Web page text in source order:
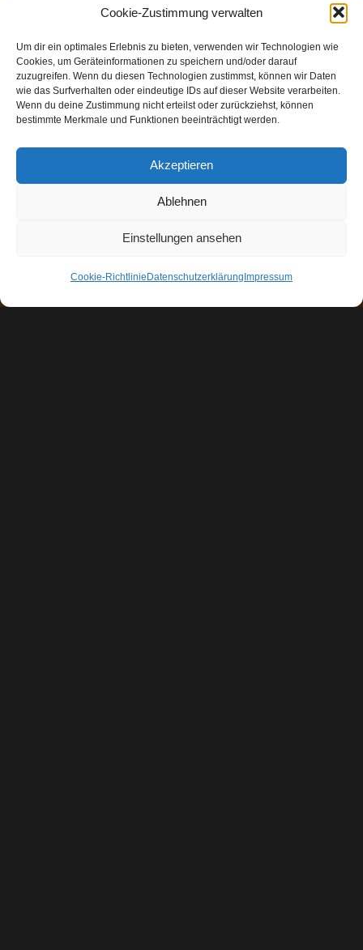
Cookie-Zustimmung verwalten
Um dir ein optimales Erlebnis zu bieten, verwenden wir Technologien wie
Cookies, um Geräteinformationen zu speichern und/oder darauf
zuzugreifen. Wenn du diesen Technologien zustimmst, können wir Daten
wie das Surfverhalten oder eindeutige IDs auf dieser Website verarbeiten.
Wenn du deine Zustimmung nicht erteilst oder zurückziehst, können
bestimmte Merkmale und Funktionen beeinträchtigt werden.
Akzeptieren
Ablehnen
Einstellungen ansehen
Cookie-RichtlinieDatenschutzerklärungImpressum
„Der ist kein Narr, der aufgibt, was er
was er nicht verlieren kann.“